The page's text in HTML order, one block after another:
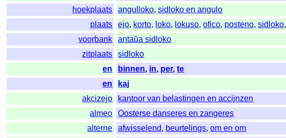
hoekplaats
angulloko,sidloko en angulo
plaats
ejo, korto, loko, lokuso,ofico, posteno,sidloko,
voorbank
antaŭa sidloko
zitplaats
sidloko
en
binnen, in, per,te
en
kaj
akcizejo
kantoor van belastingen en accijnzen
almeo
Oosterse danseres en zangeres
alterne
afwisselend, beurtelings,om en om